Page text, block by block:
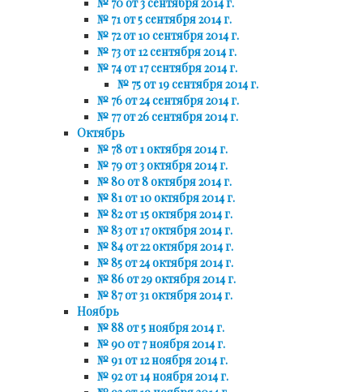
№ 71 от 5 сентября 2014 г.
№ 72 от 10 сентября 2014 г.
№ 73 от 12 сентября 2014 г.
№ 74 от 17 сентября 2014 г.
№ 75 от 19 сентября 2014 г.
№ 76 от 24 сентября 2014 г.
№ 77 от 26 сентября 2014 г.
Октябрь
№ 78 от 1 октября 2014 г.
№ 79 от 3 октября 2014 г.
№ 80 от 8 октября 2014 г.
№ 81 от 10 октября 2014 г.
№ 82 от 15 октября 2014 г.
№ 83 от 17 октября 2014 г.
№ 84 от 22 октября 2014 г.
№ 85 от 24 октября 2014 г.
№ 86 от 29 октября 2014 г.
№ 87 от 31 октября 2014 г.
Ноябрь
№ 88 от 5 ноября 2014 г.
№ 90 от 7 ноября 2014 г.
№ 91 от 12 ноября 2014 г.
№ 92 от 14 ноября 2014 г.